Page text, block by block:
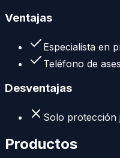
Ventajas
Especialista en
Teléfono de
Desventajas
Solo protección
Productos